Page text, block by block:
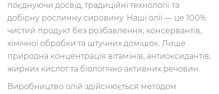
поєднуючи досвід, традиційні технології та
добірну рослинну сировину. Наші олії — це 100%
чистий продукт без розбавлення, консервантів,
хімічної обробки та штучних домішок. Лише
природна концентрація вітамінів, антиоксидантів,
жирних кислот та біологічно активних речовин.
Виробництво олій здійснюється методом